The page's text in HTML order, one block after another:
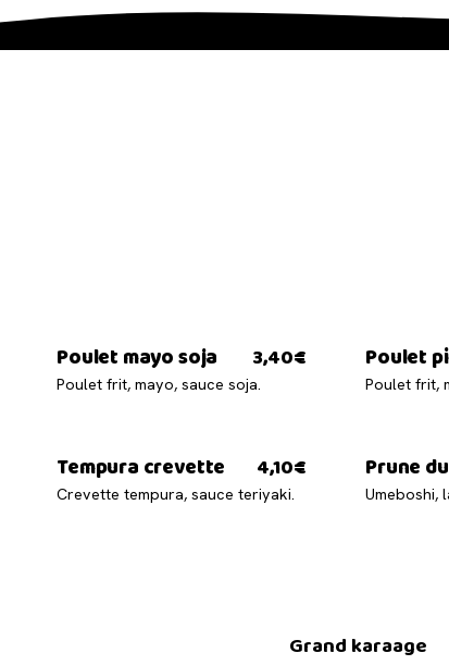
Poulet mayo soja 3,40€
Poulet frit, mayo, sauce soja.
Poulet
Poulet frit,
Tempura crevette 4,10€
Crevette tempura, sauce teriyaki.
Prune
Umeboshi,
Grand karaage